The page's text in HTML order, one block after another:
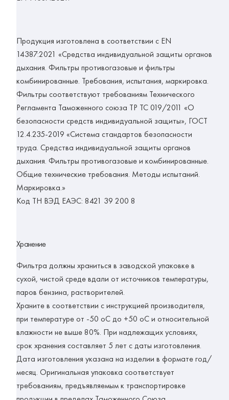
Продукция изготовлена в соответствии с EN
14387:2021 «Средства индивидуальной защиты органов
дыхания. Фильтры противогазовые и фильтры
комбинированные. Требования, испытания, маркировка.
Фильтры соответствуют требованиям Технического
Регламента Таможенного союза ТР ТС 019/2011 «О
безопасности средств индивидуальной защиты», ГОСТ
12.4.235-2019 «Система стандартов безопасности
труда. Средства индивидуальной защиты органов
дыхания. Фильтры противогазовые и комбинированные.
Общие технические требования. Методы испытаний.
Маркировка.»
Код ТН ВЭД ЕАЭС: 8421 39 200 8
Хранение
Фильтра должны храниться в заводской упаковке в
сухой, чистой среде вдали от источников температуры,
паров бензина, растворителей.
Храните в соответствии с инструкцией производителя,
при температуре от -50 оС до +50 оС и относительной
влажности не выше 80%. При надлежащих условиях,
срок хранения составляет 5 лет с даты изготовления.
Дата изготовления указана на изделии в формате год/
месяц. Оригинальная упаковка соответствует
требованиям, предъявляемым к транспортировке